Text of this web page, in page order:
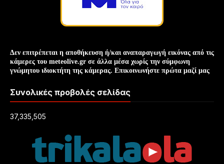
Δεν επιτρέπεται η αποθήκευση ή/και αναπαραγωγή εικόνας από τις
κάμερες του meteolive.gr σε άλλα μέσα χωρίς την σύμφωνη
γνώμητου ιδιοκτήτη της κάμερας. Επικοινωνήστε πρώτα μαζί μας
Συνολικές προβολές σελίδας
37,335,505